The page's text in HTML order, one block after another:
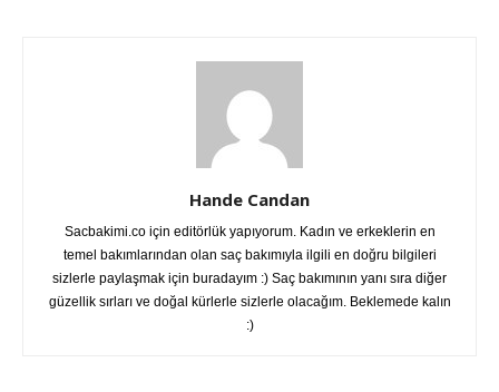
Hande Candan
Sacbakimi.co için editörlük yapıyorum. Kadın ve erkeklerin en
temel bakımlarından olan saç bakımıyla ilgili en doğru bilgileri
sizlerle paylaşmak için buradayım :) Saç bakımının yanı sıra diğer
güzellik sırları ve doğal kürlerle sizlerle olacağım. Beklemede kalın
:)